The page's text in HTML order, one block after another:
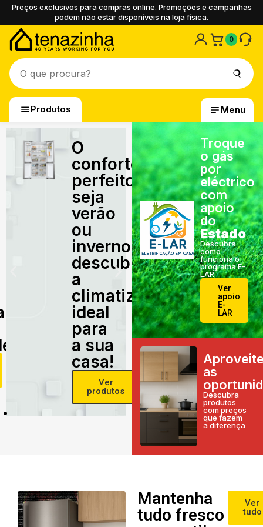
Preços exclusivos para compras online. Promoções e campanhas
podem não estar disponíveis na loja física.
0
Produtos Menu
O
conforto
perfeito,
seja
verão
ou
inverno,
descubra
a
climatização
ideal
para
a sua
casa!
Ver
produtos
Troque
o gás
por
eléctrico
com
apoio
do
Estado
Descubra
como
funciona o
programa E-
LAR
Ver
apoio
E-
LAR
as
Descubra
produtos
com preços
que fazem
a diferença
Mantenha
tudo fresco
Ver
tudo